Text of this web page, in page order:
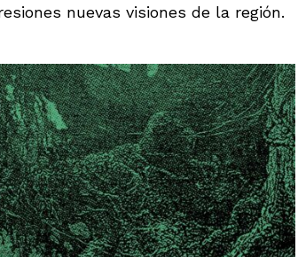
nuevas visiones de la región.